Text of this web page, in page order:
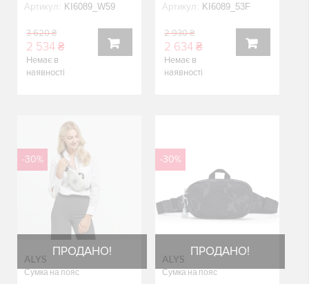
Артикул: KI6089_W59
3 620 ₴
2 534 ₴
Немає в
наявності
Артикул: KI6089_53F
2 930 ₴
2 634 ₴
Немає в
наявності
ПРОДАНО!
-30%
ALYS
Сумка на пояс
ПРОДАНО!
-30%
ALYS
Сумка на пояс